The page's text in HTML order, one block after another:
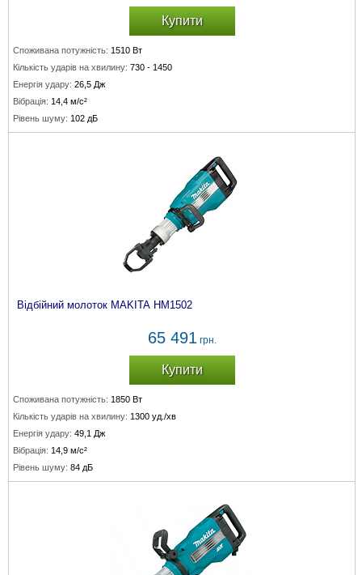
Купити
Споживана потужність: 1510 Вт
Кількість ударів на хвилину: 730 - 1450
Енергія удару: 26,5 Дж
Вібрація: 14,4 м/с²
Рівень шуму: 102 дБ
Відбійний молоток MAKITA HM1502
65 491грн.
Купити
Споживана потужність: 1850 Вт
Кількість ударів на хвилину: 1300 уд./хв
Енергія удару: 49,1 Дж
Вібрація: 14,9 м/с²
Рівень шуму: 84 дБ